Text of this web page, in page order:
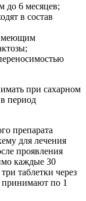
до 6 месяцев;
в состав
при сахарном
период
препарата
для лечения
проявления
каждые 30
таблетки через
принимают по 1